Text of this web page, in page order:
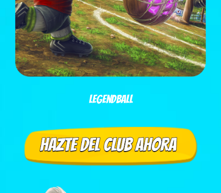
LegendBall